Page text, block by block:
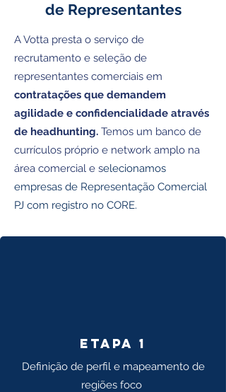
de Representantes
Etapa 1
Definição de perfil e mapeamento de
regiões foco
A Votta presta o serviço de
recrutamento e seleção de
representantes comerciais em
contratações que demandem
agilidade e confidencialidade através
de headhunting. Temos um banco de
currículos próprio e network amplo na
área comercial e selecionamos
empresas de Representação Comercial
PJ com registro no CORE.